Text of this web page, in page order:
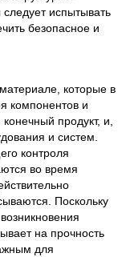
испытывать
безопасное и
которые в
компонентов и
продукт, и,
и систем.
контроля
во время
Поскольку
на прочность
для